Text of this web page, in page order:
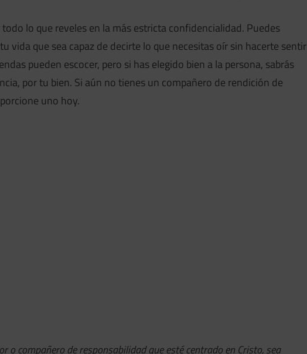
lo que reveles en la más estricta confidencialidad. Puedes
vida que sea capaz de decirte lo que necesitas oír sin hacerte sentir
pueden escocer, pero si has elegido bien a la persona, sabrás
por tu bien. Si aún no tienes un compañero de rendición de
uno hoy.
o compañero de responsabilidad que esté centrado en Cristo, sea